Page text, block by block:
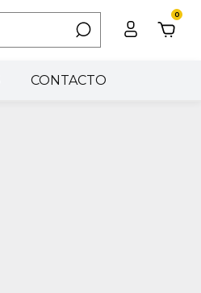
0
CONTACTO